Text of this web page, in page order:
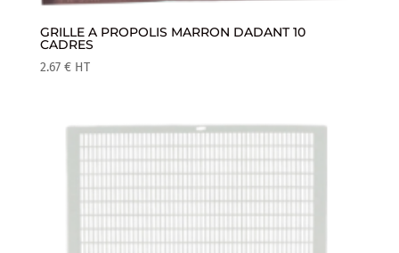
GRILLE A PROPOLIS MARRON DADANT 10
CADRES
2.67 € HT